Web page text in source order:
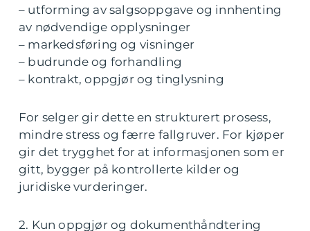
– utforming av salgsoppgave og innhenting
av nødvendige opplysninger
– markedsføring og visninger
– budrunde og forhandling
– kontrakt, oppgjør og tinglysning
For selger gir dette en strukturert prosess,
mindre stress og færre fallgruver. For kjøper
gir det trygghet for at informasjonen som er
gitt, bygger på kontrollerte kilder og
juridiske vurderinger.
2. Kun oppgjør og dokumenthåndtering